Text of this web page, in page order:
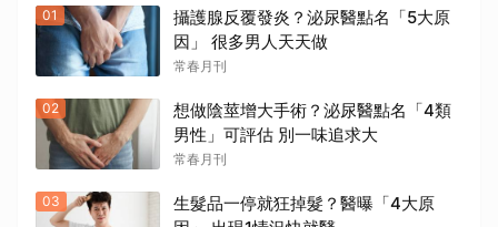
01
攝護腺反覆發炎？泌尿醫點名「5大原
因」 很多男人天天做
常春月刊
02
想做陰莖增大手術？泌尿醫點名「4類
男性」可評估 別一味追求大
常春月刊
03
生髮品一停就狂掉髮？醫曝「4大原